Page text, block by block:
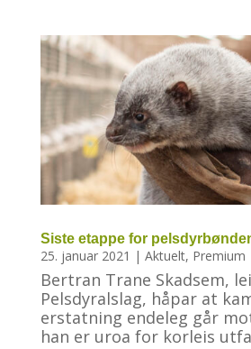
Siste etappe for
25. januar 2021 | Aktuelt, Premium
Bertran Trane Skadsem,
Pelsdyralslag, håpar at
erstatning endeleg går
han er uroa for korleis